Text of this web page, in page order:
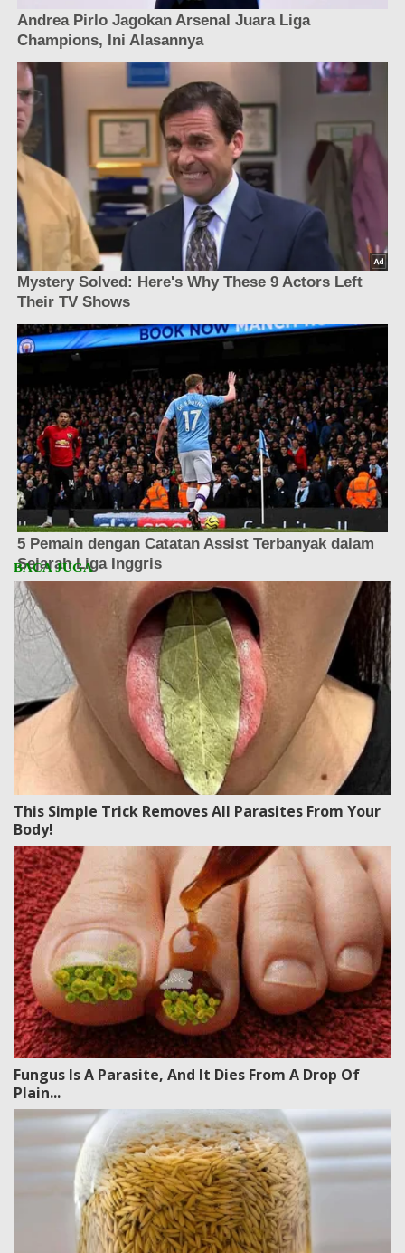
This Simple Trick Removes All Parasites From Your
Body!
Fungus Is A Parasite, And It Dies From A Drop Of
Plain...